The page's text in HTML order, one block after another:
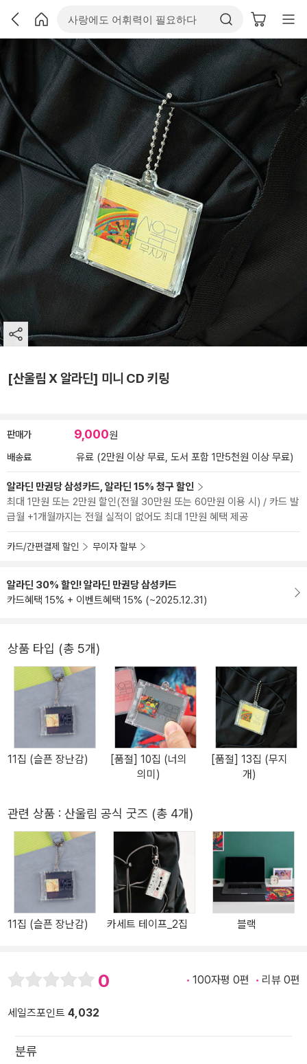
[산울림 X 알라딘] 미니 CD 키링
판매가 9,000원
배송료 유료 (2만원 이상 무료, 도서 포함 1만5천원 이상 무료)
알라딘 만권당 삼성카드, 알라딘 15% 청구 할인
최대 1만원 또는 2만원 할인(전월 30만원 또는 60만원 이용 시) / 카드 발
급월 +1개월까지는 전월 실적이 없어도 최대 1만원 혜택 제공
카드/간편결제 할인 무이자 할부
알라딘 30% 할인! 알라딘 만권당 삼성카드
카드혜택 15% + 이벤트혜택 15% (~2025.12.31)
상품 타입 (총 5개)
11집 (슬픈 장난감)
[품절] 10집 (너의
의미)
[품절] 13집 (무지
개)
관련 상품 : 산울림 공식 굿즈 (총 4개)
11집 (슬픈 장난감) 카세트 테이프_2집 블랙
0 100자평 0편 리뷰 0편
세일즈포인트 4,032
분류